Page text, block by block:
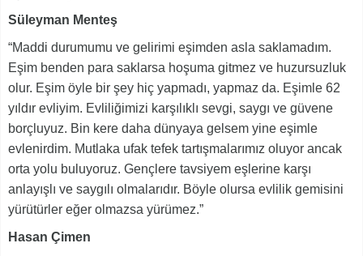
Süleyman Menteş
“Maddi durumumu ve gelirimi eşimden asla saklamadım.
Eşim benden para saklarsa hoşuma gitmez ve huzursuzluk
olur. Eşim öyle bir şey hiç yapmadı, yapmaz da. Eşimle 62
yıldır evliyim. Evliliğimizi karşılıklı sevgi, saygı ve güvene
borçluyuz. Bin kere daha dünyaya gelsem yine eşimle
evlenirdim. Mutlaka ufak tefek tartışmalarımız oluyor ancak
orta yolu buluyoruz. Gençlere tavsiyem eşlerine karşı
anlayışlı ve saygılı olmalarıdır. Böyle olursa evlilik gemisini
yürütürler eğer olmazsa yürümez.”
Hasan Çimen